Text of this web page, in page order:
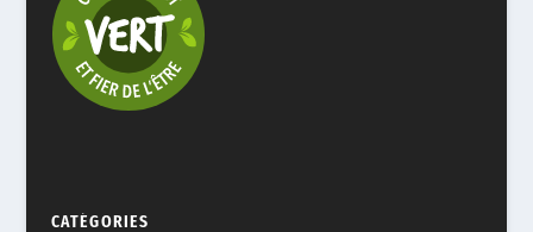
CATÉGORIES